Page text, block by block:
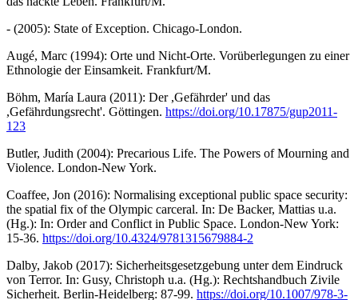
- (2005): State of Exception. Chicago-London.
Augé, Marc (1994): Orte und Nicht-Orte. Vorüberlegungen zu einer
Ethnologie der Einsamkeit. Frankfurt/M.
Böhm, María Laura (2011): Der ,Gefährder' und das
,Gefährdungsrecht'. Göttingen. https://doi.org/10.17875/gup2011-
123
Butler, Judith (2004): Precarious Life. The Powers of Mourning and
Violence. London-New York.
Coaffee, Jon (2016): Normalising exceptional public space security:
the spatial fix of the Olympic carceral. In: De Backer, Mattias u.a.
(Hg.): In: Order and Conflict in Public Space. London-New York:
15-36. https://doi.org/10.4324/9781315679884-2
Dalby, Jakob (2017): Sicherheitsgesetzgebung unter dem Eindruck
von Terror. In: Gusy, Christoph u.a. (Hg.): Rechtshandbuch Zivile
Sicherheit. Berlin-Heidelberg: 87-99. https://doi.org/10.1007/978-3-